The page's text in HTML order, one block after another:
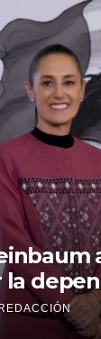
la